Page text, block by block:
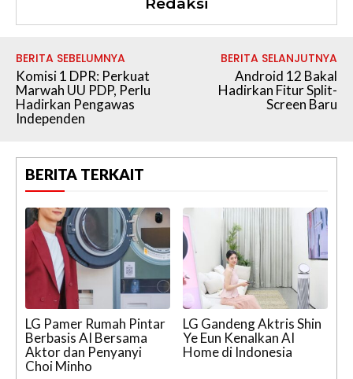
Redaksi
BERITA SEBELUMNYA
Komisi 1 DPR: Perkuat
Marwah UU PDP, Perlu
Hadirkan Pengawas
Independen
BERITA SELANJUTNYA
Android 12 Bakal
Hadirkan Fitur Split-
Screen Baru
BERITA TERKAIT
LG Pamer Rumah Pintar
Berbasis AI Bersama
Aktor dan Penyanyi
Choi Minho
LG Gandeng Aktris Shin
Ye Eun Kenalkan AI
Home di Indonesia